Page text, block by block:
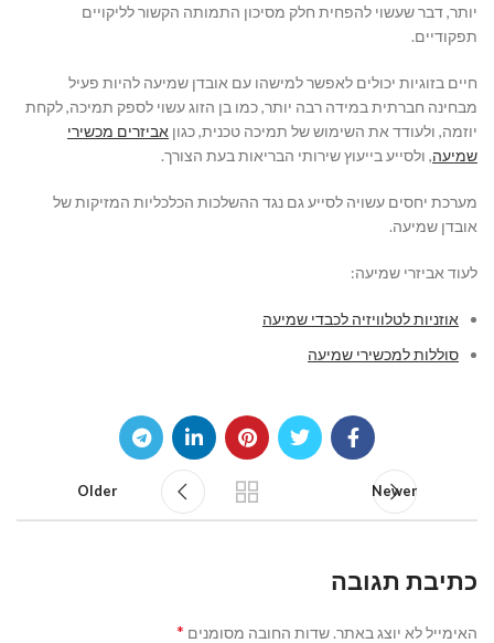
יותר, דבר שעשוי להפחית חלק מסיכון התמותה הקשור לליקויים
תפקודיים.
חיים בזוגיות יכולים לאפשר למישהו עם אובדן שמיעה להיות פעיל
מבחינה חברתית במידה רבה יותר, כמו בן הזוג עשוי לספק תמיכה, לקחת
יוזמה, ולעודד את השימוש של תמיכה טכנית, כגון אביזרים מכשירי
שמיעה, ולסייע בייעוץ שירותי הבריאות בעת הצורך.
מערכת יחסים עשויה לסייע גם נגד ההשלכות הכלכליות המזיקות של
אובדן שמיעה.
לעוד אביזרי שמיעה:
אוזניות לטלוויזיה לכבדי שמיעה
סוללות למכשירי שמיעה
Newer
Older
כתיבת תגובה
האימייל לא יוצג באתר. שדות החובה מסומנים *